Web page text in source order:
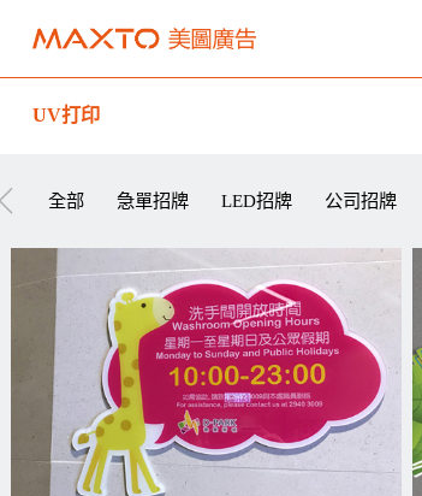
UV打印
全部 急單招牌 LED招牌 公司招牌